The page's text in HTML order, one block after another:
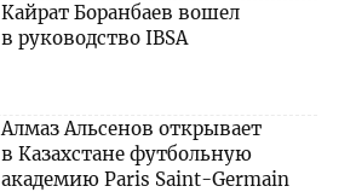
Кайрат Боранбаев вошел
в руководство IBSA
Алмаз Альсенов открывает
в Казахстане футбольную
академию Paris Saint-Germain